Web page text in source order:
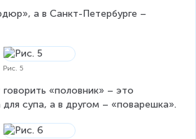
а в Санкт-Петербурге –
Рис. 5
«половник» – это
для супа, а в другом – «поварешка».